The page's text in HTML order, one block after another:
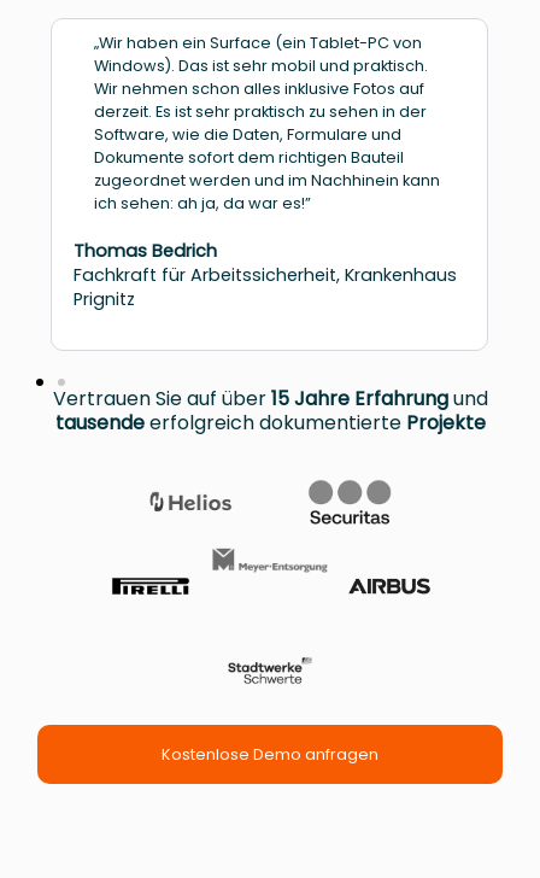
„Wir haben ein Surface (ein Tablet-PC von
Windows). Das ist sehr mobil und praktisch.
Wir nehmen schon alles inklusive Fotos auf
derzeit. Es ist sehr praktisch zu sehen in der
Software, wie die Daten, Formulare und
Dokumente sofort dem richtigen Bauteil
zugeordnet werden und im Nachhinein kann
ich sehen: ah ja, da war es!”
Thomas Bedrich
Fachkraft für Arbeitssicherheit, Krankenhaus
Prignitz
Vertrauen Sie auf über15 Jahre Erfahrungund
tausendeerfolgreich dokumentierte Projekte
Kostenlose Demo anfragen